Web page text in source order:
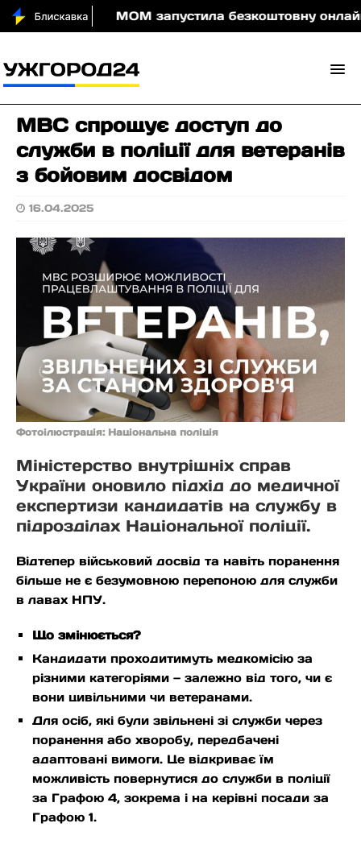
вночі МОМ запустила безкоштовну онлайн-
МВС спрощує доступ до
служби в поліції для ветеранів
з бойовим досвідом
16.04.2025
Фотоілюстрація: Національна поліція
Міністерство внутрішніх справ
України оновило підхід до медичної
експертизи кандидатів на службу в
підрозділах Національної поліції.
Відтепер військовий досвід та навіть поранення
більше не є безумовною перепоною для служби
в лавах НПУ.
Що змінюється?
Кандидати проходитимуть медкомісію за
різними категоріями — залежно від того, чи є
вони цивільними чи ветеранами.
Для осіб, які були звільнені зі служби через
поранення або хворобу, передбачені
адаптовані вимоги. Це відкриває їм
можливість повернутися до служби в поліції
за Графою 4, зокрема і на керівні посади за
Графою 1.